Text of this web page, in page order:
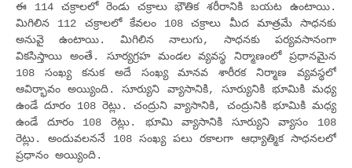
ఈ 114 చక్రాలలో రెండు చక్రాలు భౌతిక శరీరానికి బయట ఉంటాయి.
మిగిలిన 112 చక్రాలలో కేవలం 108 చక్రాలు మీద మాత్రమే సాధనకు
అనువై ఉంటాయి. మిగిలిన నాలుగు, సాధనకు పర్యవసానంగా
వికసిస్తాయి అంతే. సూర్యగ్రహ మండల వ్యవస్థ నిర్మాణంలో ప్రధానమైన
108 సంఖ్య కనుక అదే సంఖ్య మానవ శారీరక నిర్మాణ వ్యవస్థలో
ఆవిర్భావం అయ్యింది. సూర్యుని వ్యాసానికి, సూర్యునికి భూమికి మధ్య
ఉండే దూరం 108 రెట్లు. చంద్రుని వ్యాసానికి, చంద్రునికి భూమికి మధ్య
ఉండే దూరం 108 రెట్లు. భూమి వ్యాసానికి సూర్యుని వ్యాసం 108
రెట్లు. అందువలననే 108 సంఖ్య పలు రకాలగా ఆధ్యాత్మిక సాధనలలో
ప్రధానం అయ్యింది.